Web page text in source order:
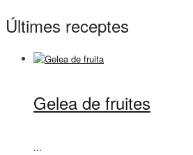
Últimes receptes
Gelea de fruites
...